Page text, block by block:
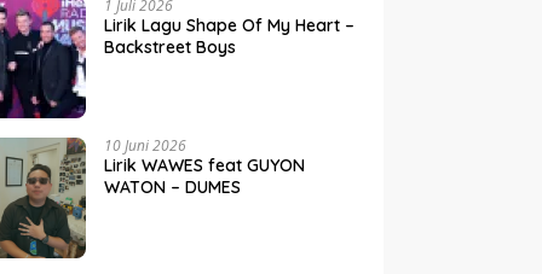
1 Juli 2026
Lirik Lagu Shape Of My Heart –
Backstreet Boys
10 Juni 2026
Lirik WAWES feat GUYON
WATON – DUMES